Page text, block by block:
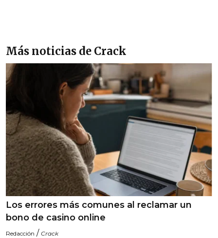
Más noticias de Crack
Los errores más comunes al reclamar un
bono de casino online
Redacción / Crack